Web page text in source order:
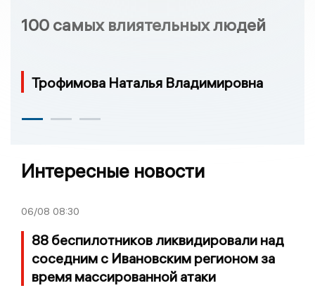
100 самых влиятельных людей
Трофимова Наталья Владимировна
Интересные новости
06/08 08:30
88 беспилотников ликвидировали над
соседним с Ивановским регионом за
время массированной атаки